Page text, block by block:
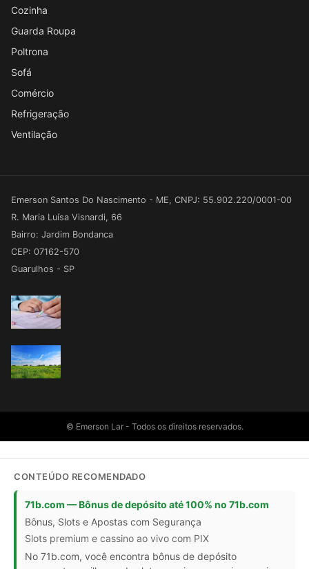
Cozinha
Guarda Roupa
Poltrona
Sofá
Comércio
Refrigeração
Ventilação
Emerson Santos Do Nascimento - ME, CNPJ: 55.902.220/0001-00
R. Maria Luísa Visnardi, 66
Bairro: Jardim Bondanca
CEP: 07162-570
Guarulhos - SP
© Emerson Lar - Todos os direitos reservados.
CONTEÚDO RECOMENDADO
71b.com — Bônus de depósito até 100% no 71b.com
Bônus, Slots e Apostas com Segurança
Slots premium e cassino ao vivo com PIX
No 71b.com, você encontra bônus de depósito